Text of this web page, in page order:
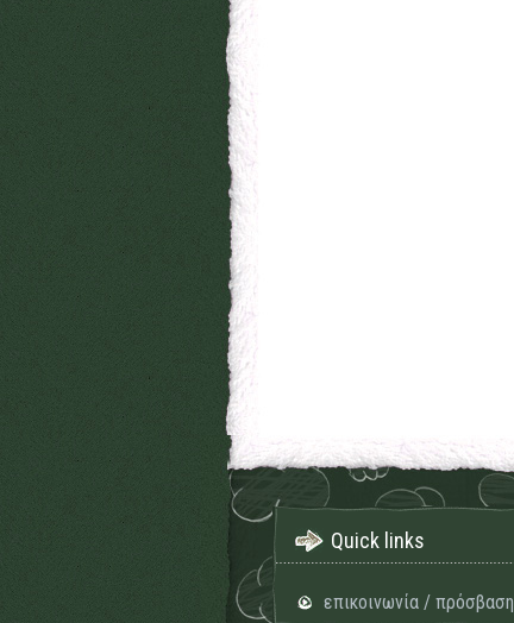
Quick links
επικοινωνία / πρόσβαση